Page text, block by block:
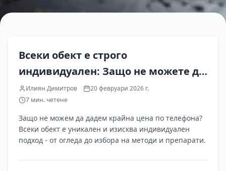
Всеки обект е строго
индивидуален: Защо не можете да
получите „точна" оферта за борба с
вредителите по телефона?
Илиян Димитров
20 февруари 2026 г.
7 мин. четене
Защо не можем да дадем крайна цена по телефона?
Всеки обект е уникален и изисква индивидуален
подход - от огледа до избора на методи и препарати.